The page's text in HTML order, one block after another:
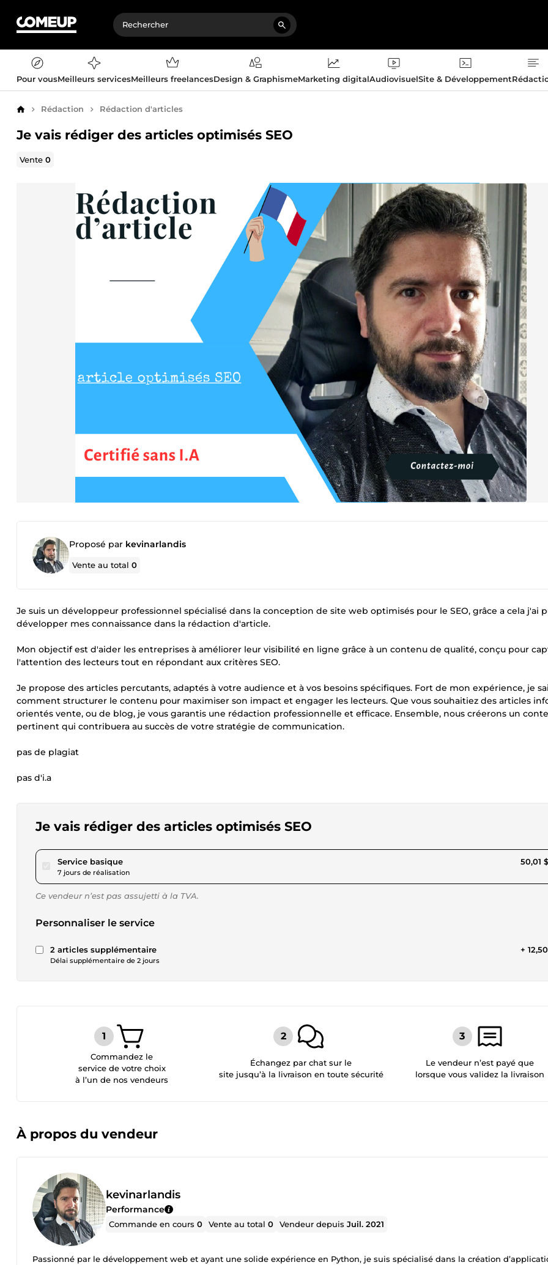
Pour vousMeilleurs servicesMeilleurs freelancesDesign & GraphismeMarketing digitalAudiovisuelSite & Développement
AccueilRédaction Rédaction d'articles
Je vais rédiger des articles optimisés SEO
Vente0
Proposé par kevinarlandis
Vente au total0
Je suis un développeur professionnel spécialisé dans la conception de site web optimisés pour le SEO, grâce a cela j'ai
développer mes connaissance dans la rédaction d'article.
Mon objectif est d'aider les entreprises à améliorer leur visibilité en ligne grâce à un contenu de qualité, conçu pour
l'attention des lecteurs tout en répondant aux critères SEO.
Je propose des articles percutants, adaptés à votre audience et à vos besoins spécifiques. Fort de mon expérience, je
comment structurer le contenu pour maximiser son impact et engager les lecteurs. Que vous souhaitiez des articles
orientés vente, ou de blog, je vous garantis une rédaction professionnelle et efficace. Ensemble, nous créerons un
pertinent qui contribuera au succès de votre stratégie de communication.
pas de plagiat
pas d'i.a
Je vais rédiger des articles optimisés SEO
Service basiquepour 46,09 $US
7 jours de réalisation
50,01
Ce vendeur n’est pas assujetti à la TVA.
Personnaliser le service
2 articles supplémentaire
Délai supplémentaire de 2 jours
+
Commandez le
service de votre choix
à l’un de nos vendeurs
Échangez par chat sur le
site jusqu’à la livraison en toute sécurité
Le vendeur n’est payé que
lorsque vous validez la livraison
À propos du vendeur
kevinarlandis
Performance
Commande en cours0 Vente au total0 Vendeur depuisJuil. 2021
Passionné par le développement web et ayant une solide expérience en Python, je suis spécialisé dans la création